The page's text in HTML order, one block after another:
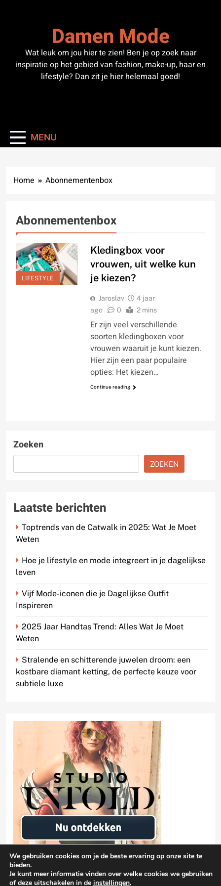
Damen Mode
Wat leuk om jou hier te zien! Ben je op zoek naar
inspiratie op het gebied van fashion, make-up, haar en
lifestyle? Dan zit je hier helemaal goed!
MENU
Home Abonnementenbox
Abonnementenbox
LIFESTYLE
Kledingbox voor
vrouwen, uit welke kun
je kiezen?
Jaroslav
4 jaar
ago
0 2 mins
Er zijn veel verschillende
soorten kledingboxen voor
vrouwen waaruit je kunt kiezen.
Hier zijn een paar populaire
opties: Het kiezen…
Continue reading
Zoeken
ZOEKEN
Laatste berichten
Toptrends van de Catwalk in 2025: Wat Je Moet
Weten
Hoe je lifestyle en mode integreert in je dagelijkse
leven
Vijf Mode-iconen die je Dagelijkse Outfit
Inspireren
2025 Jaar Handtas Trend: Alles Wat Je Moet
Weten
Stralende en schitterende juwelen droom: een
kostbare diamant ketting, de perfecte keuze voor
subtiele luxe
We gebruiken cookies om je de beste ervaring op onze site te
bieden.
Je kunt meer informatie vinden over welke cookies we gebruiken
of deze uitschakelen in de instellingen.